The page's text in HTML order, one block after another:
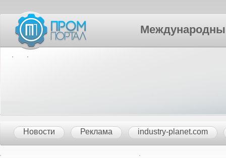
Международный
Новости Реклама industry-planet.com